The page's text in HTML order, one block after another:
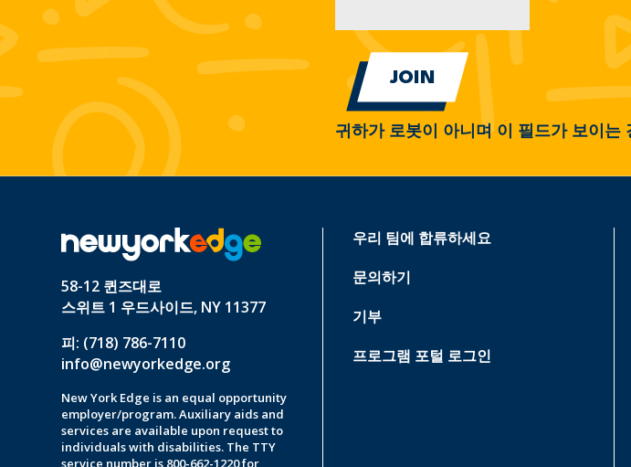
귀하가 로봇이 아니며 이 필드가 보이는
58-12 퀸즈대로
스위트 1 우드사이드, NY 11377
피: (718) 786-7110
info@newyorkedge.org
New York Edge is an equal opportunity
employer/program. Auxiliary aids and
services are available upon request to
individuals with disabilities. The TTY
service number is 800-662-1220 for
우리 팀에 합류하세요
문의하기
기부
프로그램 포털 로그인